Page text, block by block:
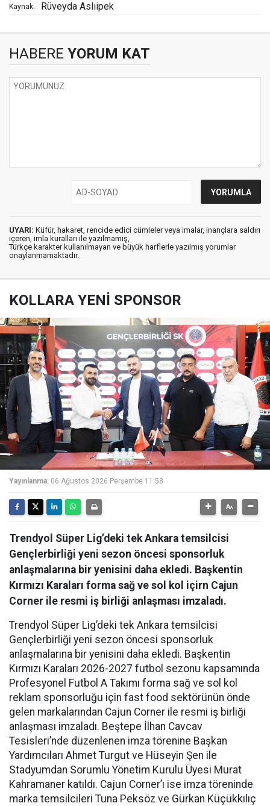
Kaynak: Rüveyda Aslıipek
HABERE YORUM KAT
UYARI: Küfür, hakaret, rencide edici cümleler veya imalar, inançlara saldırı
içeren, imla kuralları ile yazılmamış,
Türkçe karakter kullanılmayan ve büyük harflerle yazılmış yorumlar
onaylanmamaktadır.
KOLLARA YENİ SPONSOR
Yayınlanma: 06 Ağustos 2026 Perşembe 11:58
Trendyol Süper Lig’deki tek Ankara temsilcisi
Gençlerbirliği yeni sezon öncesi sponsorluk
anlaşmalarına bir yenisini daha ekledi. Başkentin
Kırmızı Karaları forma sağ ve sol kol içirn Cajun
Corner ile resmi iş birliği anlaşması imzaladı.
Trendyol Süper Lig’deki tek Ankara temsilcisi
Gençlerbirliği yeni sezon öncesi sponsorluk
anlaşmalarına bir yenisini daha ekledi. Başkentin
Kırmızı Karaları 2026-2027 futbol sezonu kapsamında
Profesyonel Futbol A Takımı forma sağ ve sol kol
reklam sponsorluğu için fast food sektörünün önde
gelen markalarından Cajun Corner ile resmi iş birliği
anlaşması imzaladı. Beştepe İlhan Cavcav
Tesisleri’nde düzenlenen imza törenine Başkan
Yardımcıları Ahmet Turgut ve Hüseyin Şen ile
Stadyumdan Sorumlu Yönetim Kurulu Üyesi Murat
Kahramaner katıldı. Cajun Corner’ı ise imza töreninde
marka temsilcileri Tuna Peksöz ve Gürkan Küçükkılıç